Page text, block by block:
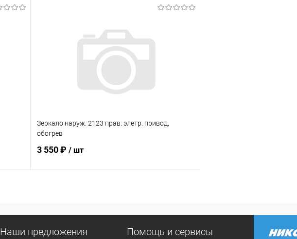
Купить в 1 клик Сравнение
В наличии
Зеркало наруж. 2123 прав. элетр. привод,
обогрев
3 550 ₽ / шт
Купить в 1 клик Сравнение
В избранное В наличии
Наши предложения Помощь и сервисы